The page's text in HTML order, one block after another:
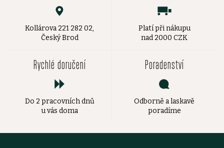
Kollárova 221 282 02,
Český Brod
Platí při nákupu
nad 2000 CZK
Rychlé doručení
Do 2 pracovních dnů
u vás doma
Poradenství
Odborně a laskavě
poradíme